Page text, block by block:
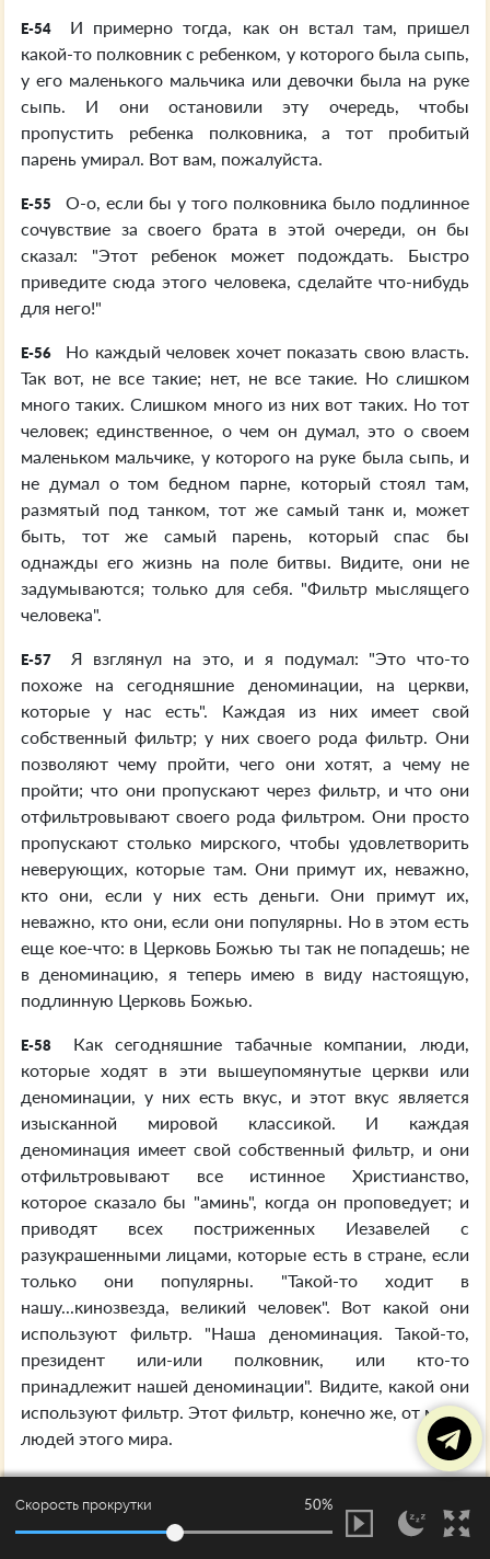
E-54
И примерно тогда, как он встал там, пришел
какой-то полковник с ребенком, у которого была сыпь,
у его маленького мальчика или девочки была на руке
сыпь. И они остановили эту очередь, чтобы
пропустить ребенка полковника, а тот пробитый
парень умирал. Вот вам, пожалуйста.
E-55
О-о, если бы у того полковника было подлинное
сочувствие за своего брата в этой очереди, он бы
сказал: "Этот ребенок может подождать. Быстро
приведите сюда этого человека, сделайте что-нибудь
для него!"
E-56
Но каждый человек хочет показать свою власть.
Так вот, не все такие; нет, не все такие. Но слишком
много таких. Слишком много из них вот таких. Но тот
человек; единственное, о чем он думал, это о своем
маленьком мальчике, у которого на руке была сыпь, и
не думал о том бедном парне, который стоял там,
размятый под танком, тот же самый танк и, может
быть, тот же самый парень, который спас бы
однажды его жизнь на поле битвы. Видите, они не
задумываются; только для себя. "Фильтр мыслящего
человека".
E-57
Я взглянул на это, и я подумал: "Это что-то
похоже на сегодняшние деноминации, на церкви,
которые у нас есть". Каждая из них имеет свой
собственный фильтр; у них своего рода фильтр. Они
позволяют чему пройти, чего они хотят, а чему не
пройти; что они пропускают через фильтр, и что они
отфильтровывают своего рода фильтром. Они просто
пропускают столько мирского, чтобы удовлетворить
неверующих, которые там. Они примут их, неважно,
кто они, если у них есть деньги. Они примут их,
неважно, кто они, если они популярны. Но в этом есть
еще кое-что: в Церковь Божью ты так не попадешь; не
в деноминацию, я теперь имею в виду настоящую,
подлинную Церковь Божью.
E-58
Как сегодняшние табачные компании, люди,
которые ходят в эти вышеупомянутые церкви или
деноминации, у них есть вкус, и этот вкус является
изысканной мировой классикой. И каждая
деноминация имеет свой собственный фильтр, и они
отфильтровывают все истинное Христианство,
которое сказало бы "аминь", когда он проповедует; и
приводят всех постриженных Иезавелей с
разукрашенными лицами, которые есть в стране, если
только они популярны. "Такой-то ходит в
нашу...кинозвезда, великий человек". Вот какой они
используют фильтр. "Наша деноминация. Такой-то,
президент или-или полковник, или кто-то
принадлежит нашей деноминации". Видите, какой они
используют фильтр. Этот фильтр, конечно же, от мира,
людей этого мира.
Люди, они знают, чего хотят. Итак, если они
должны получить то, чего они хотят, тогда им нужен
определенного рода фильтр и достаточное количество
Скорость прокрутки 50%